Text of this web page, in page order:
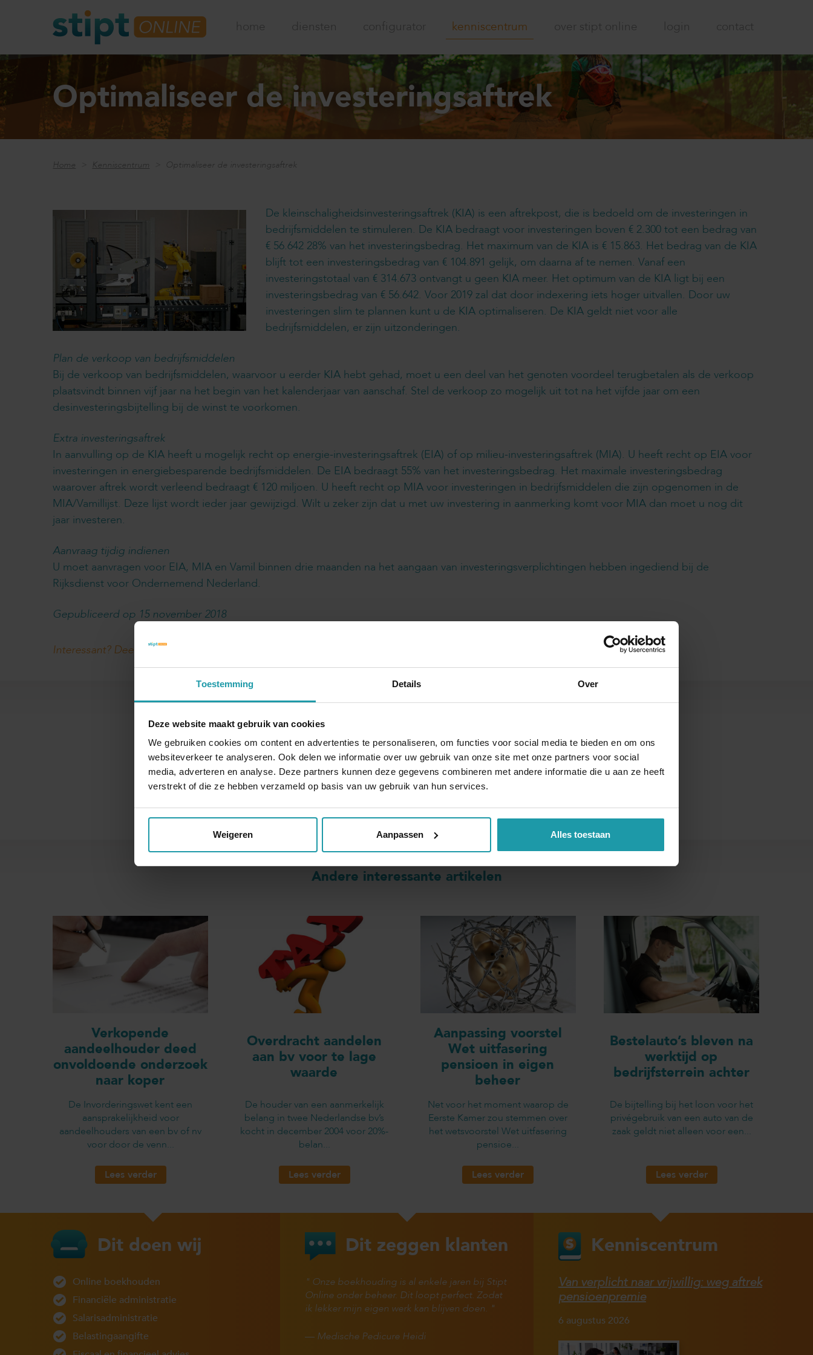
Toestemming Details Over
Deze website maakt gebruik van cookies
We gebruiken cookies om content en advertenties te personaliseren, om functies voor social media te bieden en om ons
websiteverkeer te analyseren. Ook delen we informatie over uw gebruik van onze site met onze partners voor social
media, adverteren en analyse. Deze partners kunnen deze gegevens combineren met andere informatie die u aan ze heeft
verstrekt of die ze hebben verzameld op basis van uw gebruik van hun services.
Weigeren Aanpassen Alles toestaan
home diensten configurator kenniscentrum over stipt online login contact
Optimaliseer de investeringsaftrek
Home Kenniscentrum Optimaliseer de investeringsaftrek
De kleinschaligheidsinvesteringsaftrek (KIA) is een aftrekpost, die is bedoeld om de investeringen in
bedrijfsmiddelen te stimuleren. De KIA bedraagt voor investeringen boven € 2.300 tot een bedrag van
€ 56.642 28% van het investeringsbedrag. Het maximum van de KIA is € 15.863. Het bedrag van de KIA
blijft tot een investeringsbedrag van € 104.891 gelijk, om daarna af te nemen. Vanaf een
investeringstotaal van € 314.673 ontvangt u geen KIA meer. Het optimum van de KIA ligt bij een
investeringsbedrag van € 56.642. Voor 2019 zal dat door indexering iets hoger uitvallen. Door uw
investeringen slim te plannen kunt u de KIA optimaliseren. De KIA geldt niet voor alle
bedrijfsmiddelen, er zijn uitzonderingen.
Plan de verkoop van bedrijfsmiddelen
Bij de verkoop van bedrijfsmiddelen, waarvoor u eerder KIA hebt gehad, moet u een deel van het genoten voordeel terugbetalen als de verkoop
plaatsvindt binnen vijf jaar na het begin van het kalenderjaar van aanschaf. Stel de verkoop zo mogelijk uit tot na het vijfde jaar om een
desinvesteringsbijtelling bij de winst te voorkomen.
Extra investeringsaftrek
In aanvulling op de KIA heeft u mogelijk recht op energie-investeringsaftrek (EIA) of op milieu-investeringsaftrek (MIA). U heeft recht op EIA voor
investeringen in energiebesparende bedrijfsmiddelen. De EIA bedraagt 55% van het investeringsbedrag. Het maximale investeringsbedrag
waarover aftrek wordt verleend bedraagt € 120 miljoen. U heeft recht op MIA voor investeringen in bedrijfsmiddelen die zijn opgenomen in de
MIA/Vamillijst. Deze lijst wordt ieder jaar gewijzigd. Wilt u zeker zijn dat u met uw investering in aanmerking komt voor MIA dan moet u nog dit
jaar investeren.
Aanvraag tijdig indienen
U moet aanvragen voor EIA, MIA en Vamil binnen drie maanden na het aangaan van investeringsverplichtingen hebben ingediend bij de
Rijksdienst voor Ondernemend Nederland.
Gepubliceerd op 15 november 2018
Interessant? Deel dit artikel
Blijf op de hoogte van het financiële nieuws
Schrijf je hieronder in voor onze maandelijkse mailing.
Naam* E-mail adres*
Andere interessante artikelen
Verkopende
aandeelhouder deed
onvoldoende onderzoek
naar koper
De Invorderingswet kent een
aansprakelijkheid voor
aandeelhouders van een bv of nv
voor door de venn...
Lees verder
Overdracht aandelen
aan bv voor te lage
waarde
De houder van een aanmerkelijk
belang in twee Nederlandse bv’s
kocht in december 2004 voor 20%-
belan...
Lees verder
Aanpassing voorstel
Wet uitfasering
pensioen in eigen
beheer
Net voor het moment waarop de
Eerste Kamer zou stemmen over
het wetsvoorstel Wet uitfasering
pensioe...
Lees verder
Bestelauto’s bleven na
werktijd op
bedrijfsterrein achter
De bijtelling bij het loon voor het
privégebruik van een auto van de
zaak geldt niet alleen voor een...
Lees verder
Dit doen wij
Online boekhouden
Financiële administratie
Salarisadministratie
Belastingaangifte
Dit zeggen klanten
Onze boekhouding is al enkele jaren bij Stipt
Online onder beheer. Dit loopt perfect. Zodat
ik lekker mijn eigen werk kan blijven doen.
— Medische Pedicure Heidi
Kenniscentrum
Van verplicht naar vrijwillig: weg aftrek
pensioenpremie
6 augustus 2026